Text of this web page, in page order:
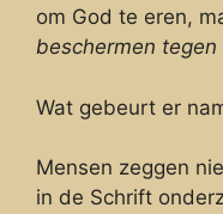
om God te eren,
beschermen tegen
Wat gebeurt er
Mensen zeggen
in de Schrift